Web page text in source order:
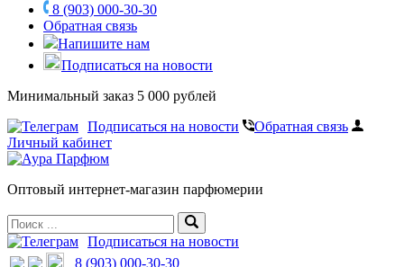
8 (903) 000-30-30
Обратная связь
Напишите нам
Подписаться на новости
Минимальный заказ 5 000 рублей
Подписаться на новости
Обратная связь
Личный кабинет
Оптовый интернет-магазин парфюмерии
Подписаться на новости
8 (903) 000-30-30